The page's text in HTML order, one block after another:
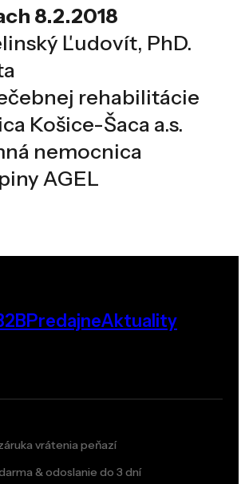
8.2.2018
Ľudovít, PhD.
rehabilitácie
Košice-Šaca a.s.
nemocnica
AGEL
PredajneAktuality
vrátenia peňazí
& odoslanie do 3 dní